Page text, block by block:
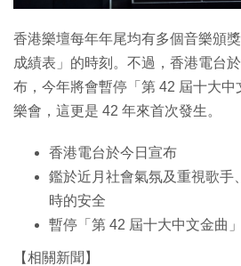
香港樂壇每年年尾均有多個音樂頒
成績表」的時刻。不過，香港電台
布，今年將會暫停「第 42 屆十大
樂會，這更是 42 年來首次發生。
香港電台於今日宣布
鑑於近月社會氣氛及重視歌手
時的安全
暫停「第 42 屆十大中文金曲
【相關新聞】